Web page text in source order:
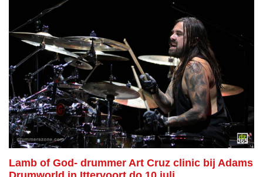
Lamb of God- drummer Art Cruz clinic bij Adams